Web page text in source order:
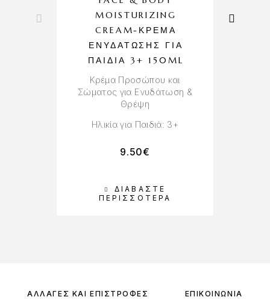
ΔΙΑΒΆΣΤΕ
ΠΕΡΙΣΣΌΤΕΡΑ
MOISTURIZING
CREAM-ΚΡΈΜΑ
ΕΝΥΔΆΤΩΣΗΣ ΓΙΑ
ΠΑΙΔΊΑ 3+ 150ML
Κρέμα Προσώπου και
Σώματος για Ενυδάτωση &
Θρέψη
Ηλικία για Παιδιά: 3+
9.50€
ΑΛΛΑΓΈΣ ΚΑΙ ΕΠΙΣΤΡΟΦΈΣ ΕΠΙΚΟΙΝΩΝΊΑ